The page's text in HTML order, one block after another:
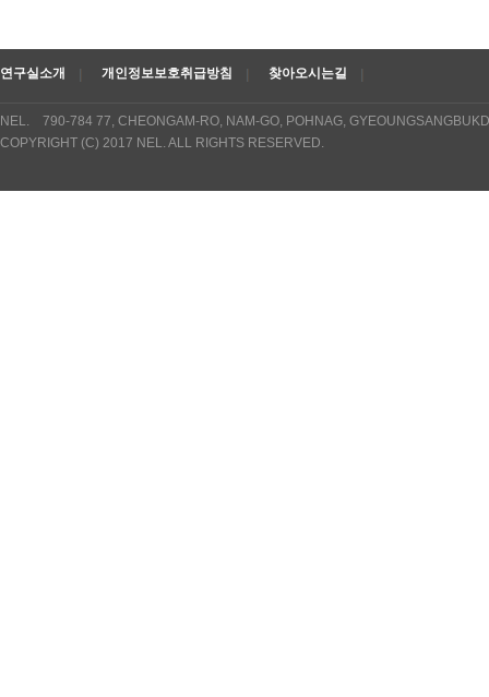
연구실소개 개인정보보호취급방침 찾아오시는길
NEL. 790-784 77, CHEONGAM-RO, NAM-GO, POHNAG,
COPYRIGHT (C) 2017 NEL. ALL RIGHTS RESERVED.